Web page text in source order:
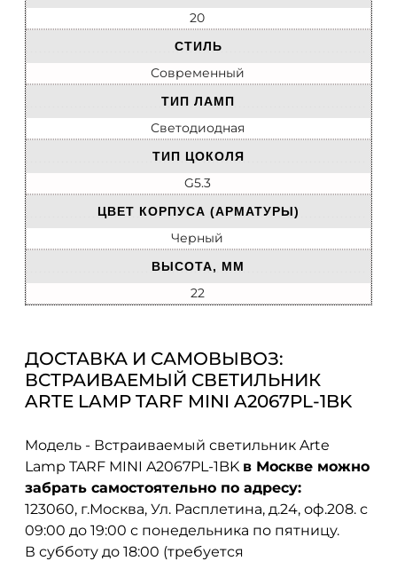
20
СТИЛЬ
Современный
ТИП ЛАМП
Светодиодная
ТИП ЦОКОЛЯ
G5.3
ЦВЕТ КОРПУСА (АРМАТУРЫ)
Черный
ВЫСОТА, ММ
22
ДОСТАВКА И САМОВЫВОЗ:
ВСТРАИВАЕМЫЙ СВЕТИЛЬНИК
ARTE LAMP TARF MINI A2067PL-1BK
Модель - Встраиваемый светильник Arte
Lamp TARF MINI A2067PL-1BK в Москве можно
забрать самостоятельно по адресу:
123060, г.Москва, Ул. Расплетина, д.24, оф.208. с
09:00 до 19:00 с понедельника по пятницу.
В субботу до 18:00 (требуется